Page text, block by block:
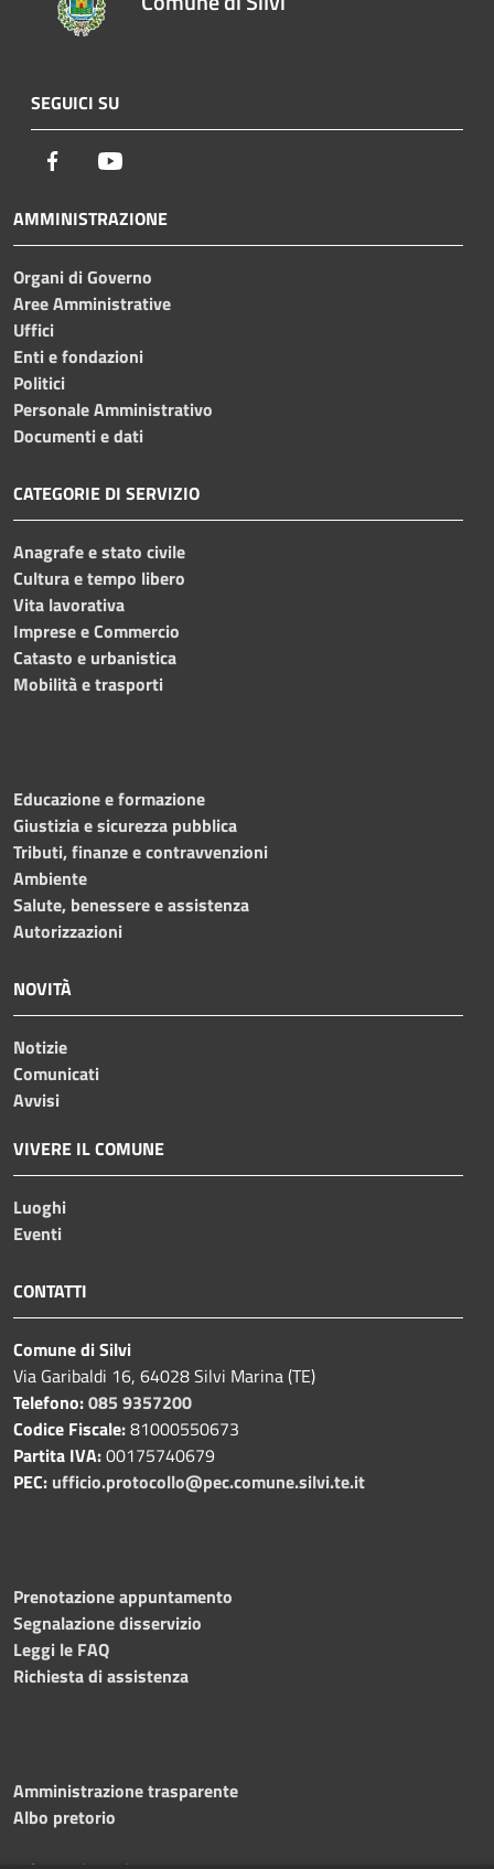
SEGUICI SU
Facebook
AMMINISTRAZIONE
Organi di Governo
Aree Amministrative
Uffici
Enti e fondazioni
Politici
Personale Amministrativo
Documenti e dati
CATEGORIE DI SERVIZIO
Anagrafe e stato civile
Cultura e tempo libero
Vita lavorativa
Imprese e Commercio
Catasto e urbanistica
Mobilità e trasporti
Educazione e formazione
Giustizia e sicurezza pubblica
Tributi, finanze e contravvenzioni
Ambiente
Salute, benessere e assistenza
Autorizzazioni
NOVITÀ
Notizie
Comunicati
Avvisi
VIVERE IL COMUNE
Luoghi
Eventi
CONTATTI
Comune di Silvi
Via Garibaldi 16, 64028 Silvi Marina (TE)
Telefono:085 9357200
Codice Fiscale:81000550673
Partita IVA:00175740679
PEC: ufficio.protocollo@pec.comune.silvi.te.it
Prenotazione appuntamento
Segnalazione disservizio
Leggi le FAQ
Richiesta di assistenza
Amministrazione trasparente
Albo pretorio